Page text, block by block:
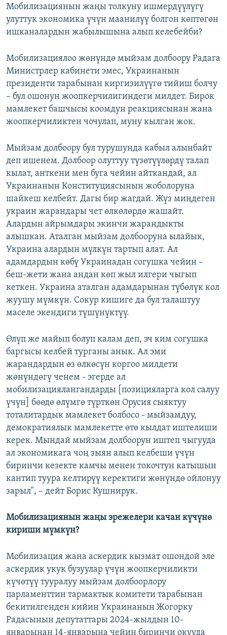
Мобилизациянын жаңы толкуну ишмердүүлүгү
улуттук экономика үчүн маанилүү болгон көптөгөн
ишканалардын жабылышына алып келебейби?
Мобилизациялоо жөнүндө мыйзам долбоору Радага
Министрлер кабинети эмес, Украинанын
президенти тарабынан киргизилүүгө тийиш болчу
– бул ошонун жоопкерчилигиндеги милдет. Бирок
мамлекет башчысы коомдун реакциясынан жана
жоопкерчиликтен чочулап, муну кылган жок.
Мыйзам долбоору бул турушунда кабыл алынбайт
деп ишенем. Долбоор олуттуу түзөтүүлөрдү талап
кылат, анткени мен буга чейин айткандай, ал
Украинанын Конституциясынын жоболоруна
шайкеш келбейт. Дагы бир жагдай. Жүз миңдеген
украин жарандары чет өлкөлөрдө жашайт.
Алардын айрымдары экинчи жарандыкты
алышкан. Аталган мыйзам долбооруна ылайык,
Украина алардын мүлкүн тартып алат. Ал
адамдардын көбү Украинадан согушка чейин –
беш-жети жана андан көп жыл илгери чыгып
кеткен. Украина аталган адамдарынан түбөлүк кол
жуушу мүмкүн. Сокур кишиге да бул талаштуу
маселе экендиги түшүнүктүү.
Өлүп же майып болуп калам деп, эч ким согушка
баргысы келбей турганы анык. Ал эми
жарандардын өз өлкөсүн коргоо милдети
жөнүндөгү ченем - эгерде ал
мобилизациялангандарды [позицияларга кол салуу
үчүн] бөөдө өлүмгө түрткөн Орусия сыяктуу
тоталитардык мамлекет болбосо - мыйзамдуу,
демократиялык мамлекетте өтө кылдат иштелиши
керек. Мындай мыйзам долбоорун иштеп чыгууда
ал экономикага чоң зыян алып келбеши үчүн
биринчи кезекте камчы менен токочтун катышын
кантип туура келтирүү керектиги жөнүндө ойлонуу
зарыл", – дейт Борис Кушнирук.
Мобилизациянын жаңы эрежелери качан күчүнө
кириши мүмкүн?
Мобилизация жана аскердик кызмат ошондой эле
аскердик укук бузуулар үчүн жоопкерчиликти
күчөтүү тууралуу мыйзам долбоорлору
парламенттин тармактык комитети тарабынан
бекитилгенден кийин Украинанын Жогорку
Радасынын депутаттары 2024-жылдын 10-
январынан 14-январына чейин биринчи окууда